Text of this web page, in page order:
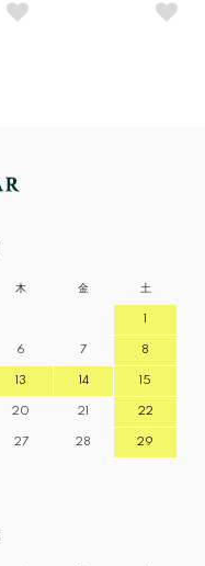
木 金 土
1
6 7 8
13 14 15
20 21 22
27 28 29